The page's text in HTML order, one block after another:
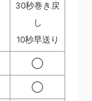
30秒巻き戻
し
10秒早送り
◯
◯